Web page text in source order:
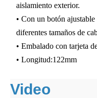
aislamiento exterior.
• Con un botón
diferentes tamaños de
• Embalado con tarjeta
• Longitud:122mm
Video